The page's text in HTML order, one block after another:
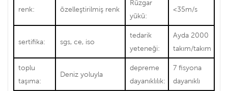
renk: özelleştirilmiş renk
Rüzgar
yükü:
<35m/s
sertifika: sgs, ce, iso
tedarik
yeteneği:
Ayda 2000
takım/takım
toplu
taşıma:
Deniz yoluyla
depreme
dayanıklılık:
7 fisyona
dayanıklı